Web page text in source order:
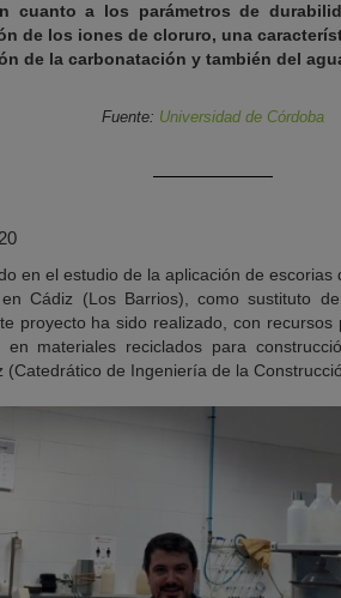
cuanto a los parámetros de
de los iones de cloruro, una
de la carbonatación y también del
Fuente: Universidad de Córdoba
en el estudio de la aplicación de
Cádiz (Los Barrios), como sustituto
proyecto ha sido realizado, con recursos
en materiales reciclados para
de Ingeniería de la